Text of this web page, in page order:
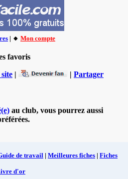
| 🔸 Mon compte
favoris
| | Partager
au club, vous pourrez aussi
de travail | Meilleures fiches | Fiches
d'or